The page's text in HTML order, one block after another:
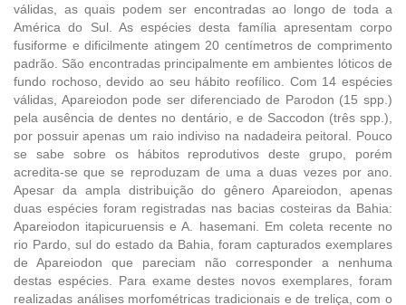
válidas, as quais podem ser encontradas ao longo de toda a
América do Sul. As espécies desta família apresentam corpo
fusiforme e dificilmente atingem 20 centímetros de comprimento
padrão. São encontradas principalmente em ambientes lóticos de
fundo rochoso, devido ao seu hábito reofílico. Com 14 espécies
válidas, Apareiodon pode ser diferenciado de Parodon (15 spp.)
pela ausência de dentes no dentário, e de Saccodon (três spp.),
por possuir apenas um raio indiviso na nadadeira peitoral. Pouco
se sabe sobre os hábitos reprodutivos deste grupo, porém
acredita-se que se reproduzam de uma a duas vezes por ano.
Apesar da ampla distribuição do gênero Apareiodon, apenas
duas espécies foram registradas nas bacias costeiras da Bahia:
Apareiodon itapicuruensis e A. hasemani. Em coleta recente no
rio Pardo, sul do estado da Bahia, foram capturados exemplares
de Apareiodon que pareciam não corresponder a nenhuma
destas espécies. Para exame destes novos exemplares, foram
realizadas análises morfométricas tradicionais e de treliça, com o